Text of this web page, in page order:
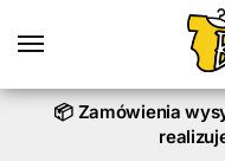
📦 Zamówienia